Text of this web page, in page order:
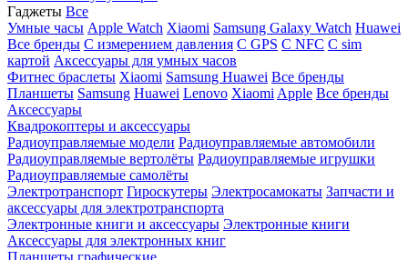
Гаджеты Все
Умные часы Apple Watch Xiaomi Samsung Galaxy Watch Huawei
Все бренды C измерением давления C GPS C NFC C sim
картой Аксессуары для умных часов
Фитнес браслеты Xiaomi Samsung Huawei Все бренды
Планшеты Samsung Huawei Lenovo Xiaomi Apple Все бренды
Аксессуары
Квадрокоптеры и аксессуары
Радиоуправляемые модели Радиоуправляемые автомобили
Радиоуправляемые вертолёты Радиоуправляемые игрушки
Радиоуправляемые самолёты
Электротранспорт Гироскутеры Электросамокаты Запчасти и
аксессуары для электротранспорта
Электронные книги и аксессуары Электронные книги
Аксессуары для электронных книг
Планшеты графические